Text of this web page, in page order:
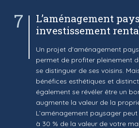
7
L’aménagement
investissement
Un projet d'aménagement
permet de profiter pleinement
se distinguer de ses voisins.
bénéfices esthétiques et
également se révéler être un
augmente la valeur de la
L’aménagement paysager
à 30 % de la valeur de votre